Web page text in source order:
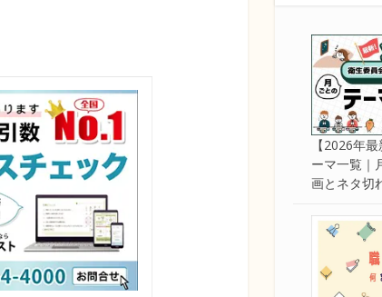
【2026年
ーマ一覧｜
画とネタ切